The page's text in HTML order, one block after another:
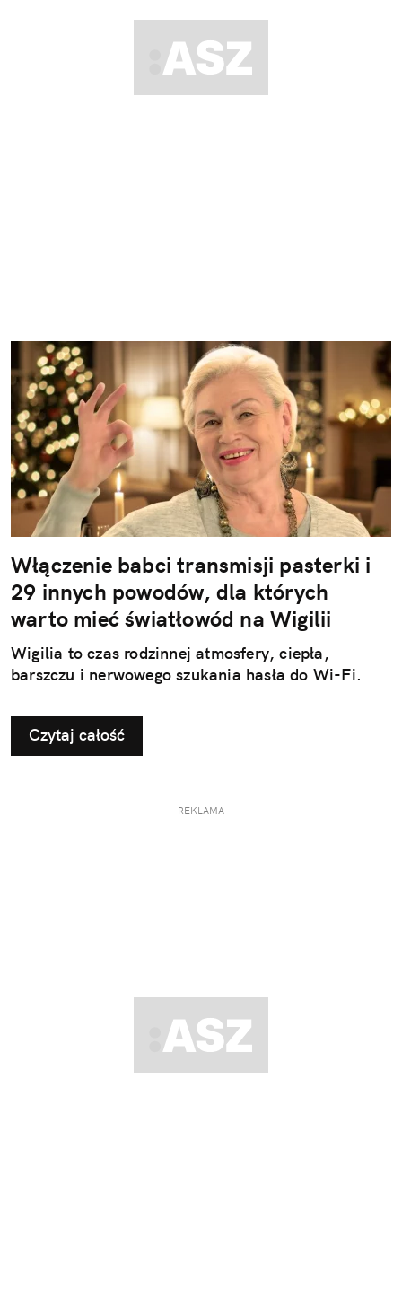
Włączenie babci transmisji pasterki i
29 innych powodów, dla których
warto mieć światłowód na Wigilii
Wigilia to czas rodzinnej atmosfery, ciepła,
barszczu i nerwowego szukania hasła do Wi-Fi.
Czytaj całość
REKLAMA